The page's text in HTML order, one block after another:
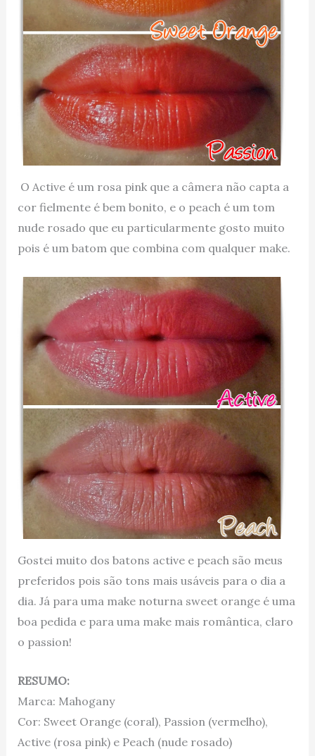
O Active é um rosa pink que a câmera não capta a
cor fielmente é bem bonito, e o peach é um tom
nude rosado que eu particularmente gosto muito
pois é um batom que combina com qualquer make.
Gostei muito dos batons active e peach são meus
preferidos pois são tons mais usáveis para o dia a
dia. Já para uma make noturna sweet orange é uma
boa pedida e para uma make mais romântica, claro
o passion!
RESUMO:
Marca: Mahogany
Cor: Sweet Orange (coral), Passion (vermelho),
Active (rosa pink) e Peach (nude rosado)